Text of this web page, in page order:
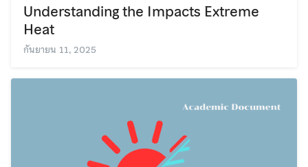
Understanding the Impacts Extreme
Heat
กันยายน 11, 2025